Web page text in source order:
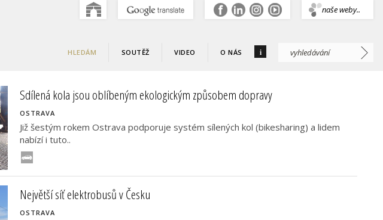
naše weby..
.
HLEDÁM SOUTĚŽ VIDEO O NÁS i
Sdílená kola jsou oblíbeným ekologickým způsobem dopravy
OSTRAVA
Již šestým rokem Ostrava podporuje systém sílených kol (bikesharing) a lidem
nabízí i tuto..
Největší síť elektrobusů v Česku
OSTRAVA